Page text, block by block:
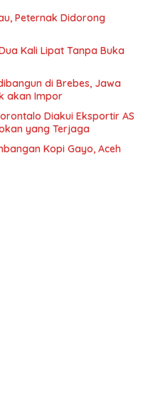
Peternak Didorong
Kali Lipat Tanpa Buka
di Brebes, Jawa
akan Impor
Diakui Eksportir AS
yang Terjaga
Kopi Gayo, Aceh